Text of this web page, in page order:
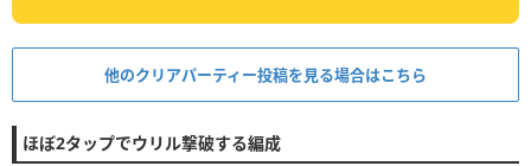
他のクリアパーティー投稿を見る場合はこちら
ほぼ2タップでウリル撃破する編成